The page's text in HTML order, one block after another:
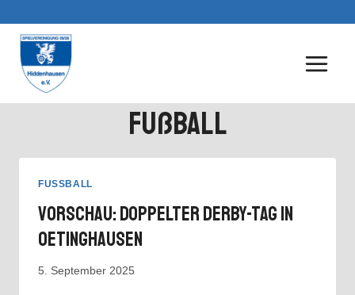
Inhalt
springen
Fußball
FUSSBALL
Vorschau: Doppelter Derby-Tag In
Oetinghausen
5. September 2025